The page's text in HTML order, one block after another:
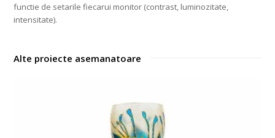
functie de setarile fiecarui monitor (contrast, luminozitate,
intensitate).
Alte proiecte asemanatoare